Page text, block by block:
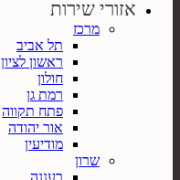
אזורי שירות
מרכז
תל אביב
ראשון לציון
חולון
רמת גן
פתח תקווה
אור יהודה
מודיעין
שרון
רעננה